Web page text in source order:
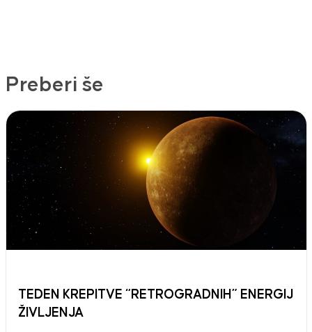
Preberi še
TEDEN KREPITVE “RETROGRADNIH” ENERGIJ
ŽIVLJENJA